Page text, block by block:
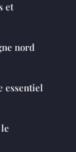
et
nord
essentiel